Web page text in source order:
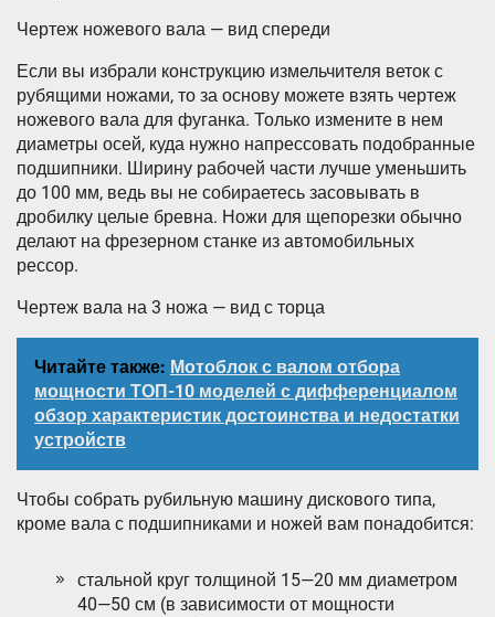
Чертеж ножевого вала — вид спереди
Если вы избрали конструкцию измельчителя веток с
рубящими ножами, то за основу можете взять чертеж
ножевого вала для фуганка. Только измените в нем
диаметры осей, куда нужно напрессовать подобранные
подшипники. Ширину рабочей части лучше уменьшить
до 100 мм, ведь вы не собираетесь засовывать в
дробилку целые бревна. Ножи для щепорезки обычно
делают на фрезерном станке из автомобильных
рессор.
Чертеж вала на 3 ножа — вид с торца
Читайте также: Мотоблок с валом отбора
мощности ТОП-10 моделей с дифференциалом
обзор характеристик достоинства и недостатки
устройств
Чтобы собрать рубильную машину дискового типа,
кроме вала с подшипниками и ножей вам понадобится:
стальной круг толщиной 15—20 мм диаметром
40—50 см (в зависимости от мощности